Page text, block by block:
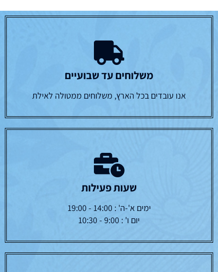
משלוחים עד שבועיים
אנו עובדים בכל הארץ, משלוחים ממטולה לאילת
שעות פעילות
ימים א'-ה' : 14:00 - 19:00
יום ו' : 9:00 - 10:30